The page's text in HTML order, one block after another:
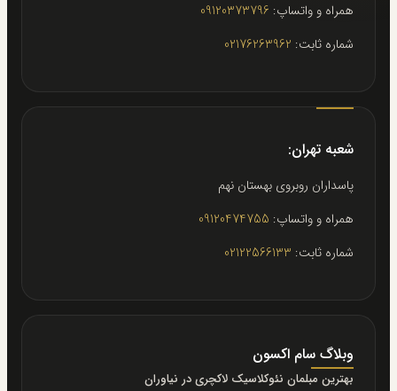
همراه و واتساپ: 09120373796
شماره ثابت: 02176263962
شعبه تهران:
پاسداران روبروى بهستان نهم
همراه و واتساپ: 09120474755
شماره ثابت: 02122566133
وبلاگ سام اکسون
بهترین مبلمان نئوکلاسیک لاکچری در نیاوران